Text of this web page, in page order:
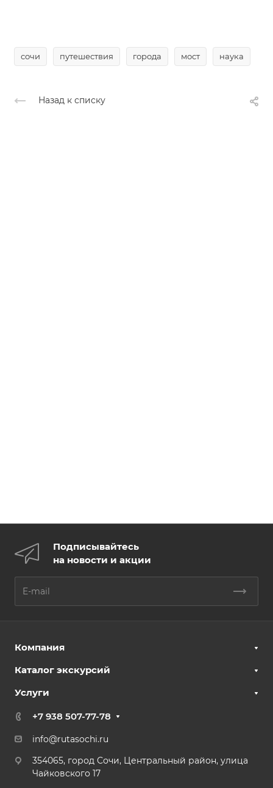
сочи путешествия города мост наука
Назад к списку
Подписывайтесь
на новости и акции
Компания
Каталог экскурсий
Услуги
+7 938 507-77-78
info@rutasochi.ru
354065, город Сочи, Центральный район, улица
Чайковского 17